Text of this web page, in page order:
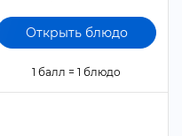
Открыть блюдо
1 балл = 1 блюдо